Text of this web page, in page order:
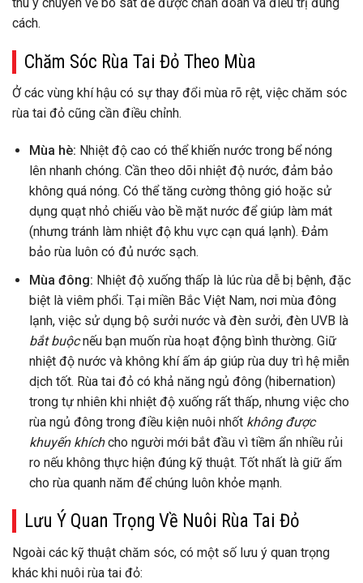
cách.
Chăm Sóc Rùa Tai Đỏ Theo Mùa
Ở các vùng khí hậu có sự thay đổi mùa rõ rệt, việc chăm sóc
rùa tai đỏ cũng cần điều chỉnh.
Mùa hè: Nhiệt độ cao có thể khiến nước trong bể nóng
lên nhanh chóng. Cần theo dõi nhiệt độ nước, đảm bảo
không quá nóng. Có thể tăng cường thông gió hoặc sử
dụng quạt nhỏ chiếu vào bề mặt nước để giúp làm mát
(nhưng tránh làm nhiệt độ khu vực cạn quá lạnh). Đảm
bảo rùa luôn có đủ nước sạch.
Mùa đông: Nhiệt độ xuống thấp là lúc rùa dễ bị bệnh, đặc
biệt là viêm phổi. Tại miền Bắc Việt Nam, nơi mùa đông
lạnh, việc sử dụng bộ sưởi nước và đèn sưởi, đèn UVB là
bắt buộcnếu bạn muốn rùa hoạt động bình thường. Giữ
nhiệt độ nước và không khí ấm áp giúp rùa duy trì hệ miễn
dịch tốt. Rùa tai đỏ có khả năng ngủ đông (hibernation)
trong tự nhiên khi nhiệt độ xuống rất thấp, nhưng việc cho
rùa ngủ đông trong điều kiện nuôi nhốt không được
khuyến khíchcho người mới bắt đầu vì tiềm ẩn nhiều rủi
ro nếu không thực hiện đúng kỹ thuật. Tốt nhất là giữ ấm
cho rùa quanh năm để chúng luôn khỏe mạnh.
Lưu Ý Quan Trọng Về Nuôi Rùa Tai Đỏ
Ngoài các kỹ thuật chăm sóc, có một số lưu ý quan trọng
khác khi nuôi rùa tai đỏ: